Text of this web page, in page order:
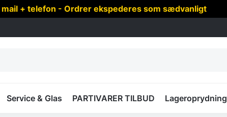
+ telefon - Ordrer ekspederes som sædvanligt
Service & Glas PARTIVARER TILBUD Lageroprydning